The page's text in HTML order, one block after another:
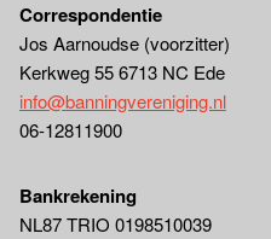
Correspondentie
Jos Aarnoudse (voorzitter)
Kerkweg 55 6713 NC Ede
info@banningvereniging.nl
06-12811900
Bankrekening
NL87 TRIO 0198510039